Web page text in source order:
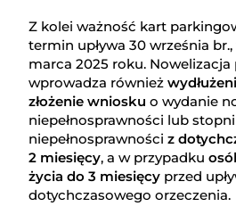
Z kolei ważność kart
termin upływa 30 września br.,
marca 2025 roku.
wprowadza również
złożenie wniosku o wydanie
niepełnosprawności lub
niepełnosprawnościz
2 miesięcy, a w przypadku
życia do 3 miesięcy przed
dotychczasowego orzeczenia.